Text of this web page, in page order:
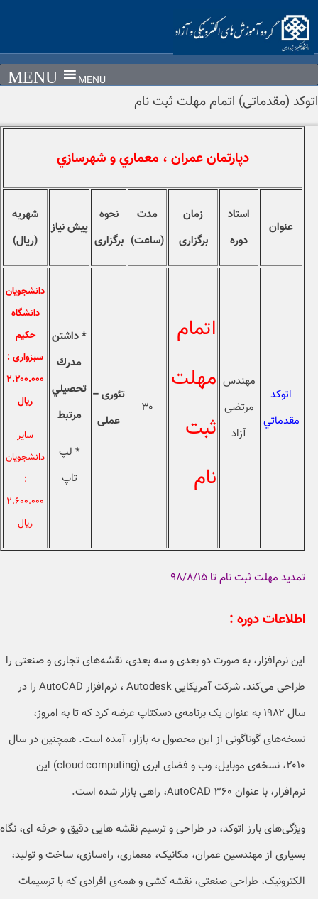
content
MENU
اتوکد (مقدماتی) اتمام مهلت ثبت نام
دپارتمان عمران ، معماري و شهرسازي
عنوان
استاد
دوره
زمان
برگزاری
مدت
(ساعت)
نحوه
برگزاری
پیش نیاز
شهریه
(ریال)
اتوكد
مقدماتي
مهندس
مرتضی
آزاد
اتمام
مهلت
ثبت
نام
۳۰
تئوری –
عملی
* داشتن
مدرك
تحصيلي
مرتبط
* لپ
تاپ
دانشجویان
دانشگاه
حکیم
سبزواری :
۲.۲۰۰.۰۰۰
ريال
سایر
دانشجویان
:
۲.۶۰۰.۰۰۰
ريال
تمدید مهلت ثبت نام تا ۹۸/۸/۱۵
اطلاعات دوره :
این نرم‌افزار، به صورت دو بعدی و سه بعدی، نقشه‌های تجاری و صنعتی را
طراحی می‌کند. شرکت آمریکایی Autodesk ، نرم‌افزار AutoCAD را در
سال ۱۹۸۲ به عنوان یک برنامه‌ی دسکتاپ عرضه کرد که تا به امروز،
نسخه‌های گوناگونی از این محصول به بازار، آمده است. همچنین در سال
۲۰۱۰، نسخه‌ی موبایل، وب و فضای ابری (cloud computing) این
نرم‌افزار، با عنوان AutoCAD 360، راهی بازار شده است.
ویژگی‌های بارز اتوکد، در طراحی و ترسیم نقشه هایی دقیق و حرفه ای، نگاه
بسیاری از مهندسین عمران، مکانیک، معماری، راه‌سازی، ساخت و تولید،
الکترونیک، طراحی صنعتی، نقشه کشی و همه‌ی افرادی که با ترسیمات